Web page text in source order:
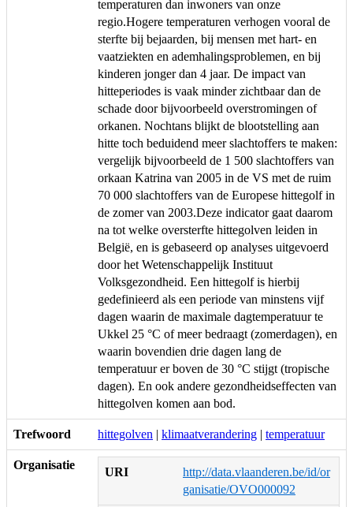
temperaturen dan inwoners van onze
regio.Hogere temperaturen verhogen vooral de
sterfte bij bejaarden, bij mensen met hart- en
vaatziekten en ademhalingsproblemen, en bij
kinderen jonger dan 4 jaar. De impact van
hitteperiodes is vaak minder zichtbaar dan de
schade door bijvoorbeeld overstromingen of
orkanen. Nochtans blijkt de blootstelling aan
hitte toch beduidend meer slachtoffers te maken:
vergelijk bijvoorbeeld de 1 500 slachtoffers van
orkaan Katrina van 2005 in de VS met de ruim
70 000 slachtoffers van de Europese hittegolf in
de zomer van 2003.Deze indicator gaat daarom
na tot welke oversterfte hittegolven leiden in
België, en is gebaseerd op analyses uitgevoerd
door het Wetenschappelijk Instituut
Volksgezondheid. Een hittegolf is hierbij
gedefinieerd als een periode van minstens vijf
dagen waarin de maximale dagtemperatuur te
Ukkel 25 °C of meer bedraagt (zomerdagen), en
waarin bovendien drie dagen lang de
temperatuur er boven de 30 °C stijgt (tropische
dagen). En ook andere gezondheidseffecten van
hittegolven komen aan bod.
Trefwoord hittegolven | klimaatverandering | temperatuur
Organisatie
URI
http://data.vlaanderen.be/id/or
ganisatie/OVO000092